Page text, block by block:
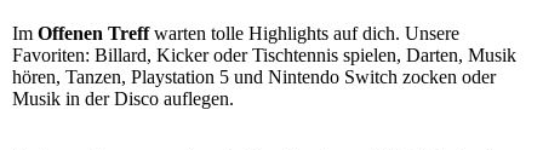
Im Offenen Treffwarten tolle Highlights auf dich. Unsere
Favoriten: Billard, Kicker oder Tischtennis spielen, Darten, Musik
hören, Tanzen, Playstation 5 und Nintendo Switch zocken oder
Musik in der Disco auflegen.